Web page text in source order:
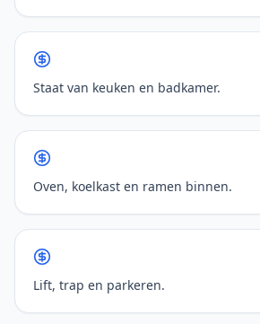
Staat van keuken en badkamer.
Oven, koelkast en ramen binnen.
Lift, trap en parkeren.